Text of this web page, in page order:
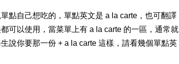
點自己想吃的，單點英文是 a la carte，也可翻譯
可以使用，當菜單上有 a la carte 的一區，通常就
說你要那一份 + a la carte 這樣，請看幾個單點英